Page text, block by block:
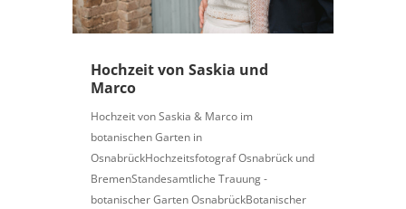
Hochzeit von Saskia und
Marco
Hochzeit von Saskia & Marco im
botanischen Garten in
OsnabrückHochzeitsfotograf Osnabrück und
BremenStandesamtliche Trauung -
botanischer Garten OsnabrückBotanischer